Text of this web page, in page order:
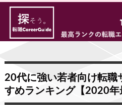
20代に強い若者向け転職
すめランキング【2020年